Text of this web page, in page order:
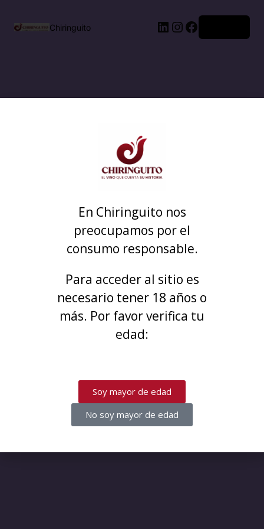
Chiringuito
¡Disculpa este desastre! Estamos
trabajando en algo increíble,
¡vuelve pronto!
En Chiringuito nos
preocupamos por el
consumo responsable.
Para acceder al sitio es
necesario tener 18 años o
más. Por favor verifica tu
edad:
Soy mayor de edad
No soy mayor de edad